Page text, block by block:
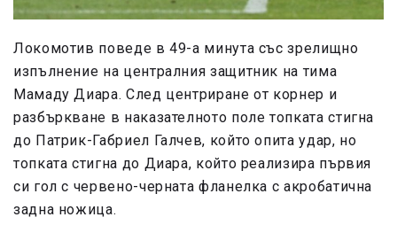
Локомотив поведе в 49-а минута със зрелищно
изпълнение на централния защитник на тима
Мамаду Диара. След центриране от корнер и
разбъркване в наказателното поле топката стигна
до Патрик-Габриел Галчев, който опита удар, но
топката стигна до Диара, който реализира първия
си гол с червено-черната фланелка с акробатична
задна ножица.